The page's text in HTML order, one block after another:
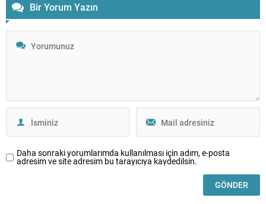
Bir Yorum Yazın
Daha sonraki yorumlarımda kullanılması için adım, e-posta
adresim ve site adresim bu tarayıcıya kaydedilsin.